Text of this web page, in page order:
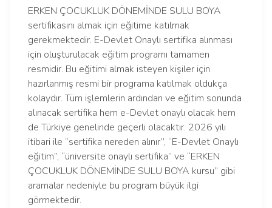
ERKEN ÇOCUKLUK DÖNEMİNDE SULU BOYA
sertifikasını almak için eğitime katılmak
gerekmektedir. E-Devlet Onaylı sertifika alınması
için oluşturulacak eğitim programı tamamen
resmidir. Bu eğitimi almak isteyen kişiler için
hazırlanmış resmi bir programa katılmak oldukça
kolaydır. Tüm işlemlerin ardından ve eğitim sonunda
alınacak sertifika hem e-Devlet onaylı olacak hem
de Türkiye genelinde geçerli olacaktır. 2026 yılı
itibari ile “sertifika nereden alınır”, “E-Devlet Onaylı
eğitim”, “üniversite onaylı sertifika” ve “ERKEN
ÇOCUKLUK DÖNEMİNDE SULU BOYA kursu” gibi
aramalar nedeniyle bu program büyük ilgi
görmektedir.